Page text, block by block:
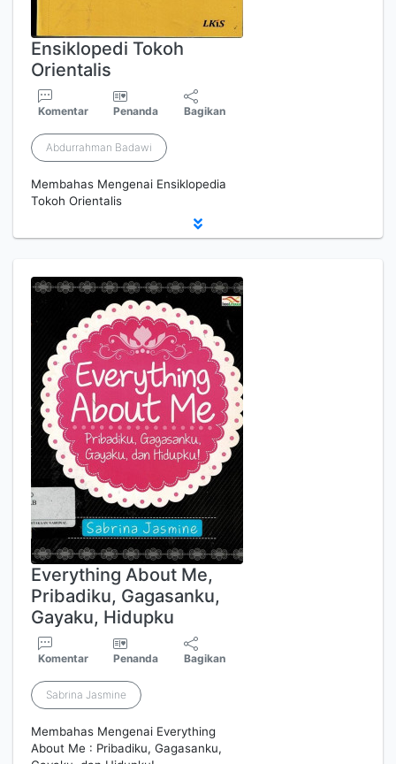
Ensiklopedi Tokoh
Orientalis
Komentar Penanda Bagikan
Abdurrahman Badawi
Membahas Mengenai Ensiklopedia
Tokoh Orientalis
Everything About Me,
Pribadiku, Gagasanku,
Gayaku, Hidupku
Komentar Penanda Bagikan
Sabrina Jasmine
Membahas Mengenai Everything
About Me : Pribadiku, Gagasanku,